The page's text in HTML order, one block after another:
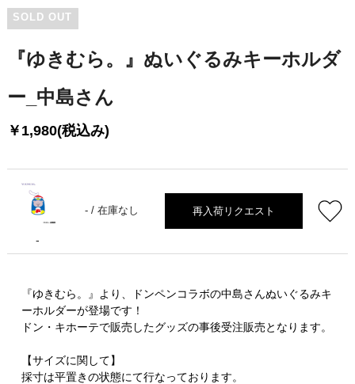
SOLD OUT
『ゆきむら。』ぬいぐるみキーホルダ
ー_中島さん
￥1,980(税込み)
-
- /在庫なし 再入荷リクエスト
『ゆきむら。』より、ドンペンコラボの中島さんぬいぐるみキ
ーホルダーが登場です！
ドン・キホーテで販売したグッズの事後受注販売となります。
【サイズに関して】
採寸は平置きの状態にて行なっております。